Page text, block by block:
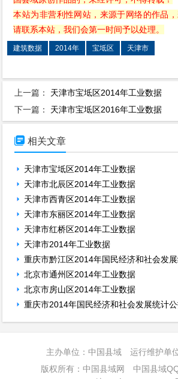
本站为非营利性网站，来源于网络的作品
请联系本站，我们会第一时间予以处理。
建筑数据 2014年 宝坻区 天津市
上一篇： 天津市宝坻区2014年工业数据
下一篇： 天津市宝坻区2016年工业数据
 相关文章
天津市宝坻区2014年工业数据
天津市北辰区2014年工业数据
天津市西青区2014年工业数据
天津市东丽区2014年工业数据
天津市红桥区2014年工业数据
天津市2014年工业数据
重庆市黔江区2014年国民经济和社会发
北京市通州区2014年工业数据
北京市房山区2014年工业数据
重庆市2014年国民经济和社会发展统计
主办单位：中国县域 运行维护单
版权所有：中国县域网 中国县域